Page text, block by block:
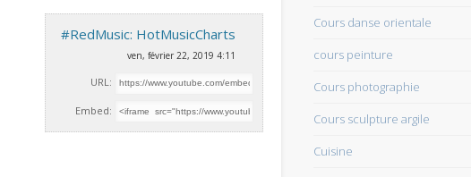
#RedMusic: HotMusicCharts
ven, février 22, 2019 4:11
URL:
Embed:
Cours danse orientale
cours peinture
Cours photographie
Cours sculpture argile
Cuisine